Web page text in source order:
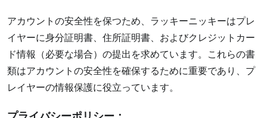
アカウントの安全性を保つため、ラッキーニッキーはプレ
イヤーに身分証明書、住所証明書、およびクレジットカー
ド情報（必要な場合）の提出を求めています。これらの書
類はアカウントの安全性を確保するために重要であり、プ
レイヤーの情報保護に役立っています。​​